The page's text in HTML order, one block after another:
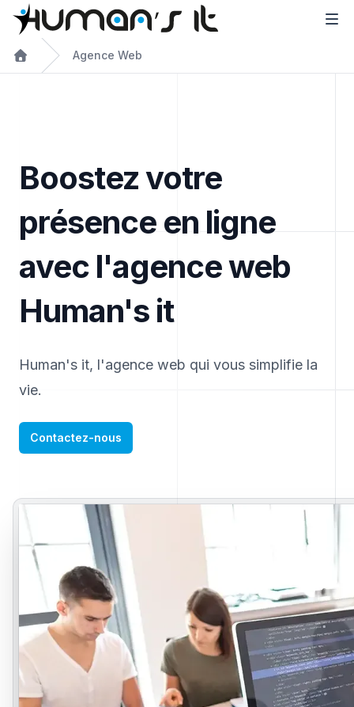
Agence Web
Boostez votre
présence en ligne
avec l'agence web
Human's it
Human's it, l'agence web qui vous simplifie la
vie.
Contactez-nous